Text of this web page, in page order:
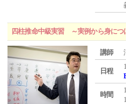
四柱推命中級実習 ～実例から身につ
講師
日程
時間